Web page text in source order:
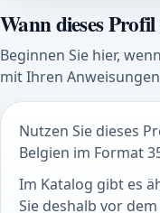
Wann dieses
Beginnen Sie hier,
mit Ihren
Nutzen Sie dieses
Belgien im Format
Im Katalog gibt es
Sie deshalb vor